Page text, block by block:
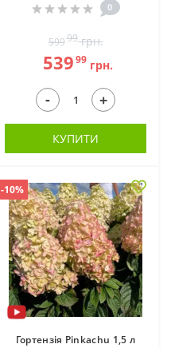
0
59999грн.
53999грн.
- +
КУПИТИ
-10%
Гортензія Pinkachu 1,5 л